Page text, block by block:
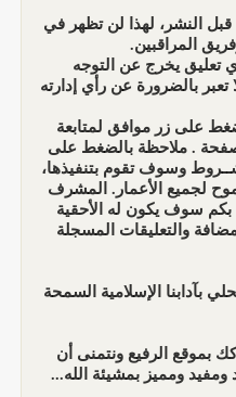
النشر، لهذا لن تظهر في
المراقبين.
تعليق يخرج عن التوجه
تعبر بالضرورة عن رأي إدارته
على زر موافق لمتابعة
. ملاحظة بالضغط على
وسوف تقوم بتنفيذها،
لجميع الأعمار. المشرف
سوف يكون له الأحقية
والتعليقات المسجلة
بآدابنا الإسلامية السمحة
بموقع الرفيع ونتمنى أن
ومميز بمشيئة الله...